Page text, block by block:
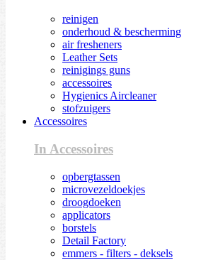
reinigen
onderhoud & bescherming
air fresheners
Leather Sets
reinigings guns
accessoires
Hygienics Aircleaner
stofzuigers
Accessoires
In Accessoires
opbergtassen
microvezeldoekjes
droogdoeken
applicators
borstels
Detail Factory
emmers - filters - deksels